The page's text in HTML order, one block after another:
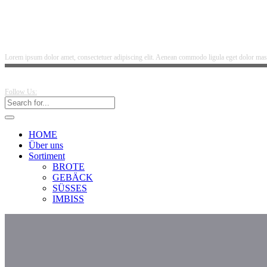
Lorem ipsum dolor amet, consectetuer adipiscing elit. Aenean commodo ligula eget dolor
Follow Us:
HOME
Über uns
Sortiment
BROTE
GEBÄCK
SÜSSES
IMBISS